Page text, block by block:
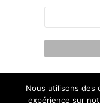
Nous utilisons des
expérience sur